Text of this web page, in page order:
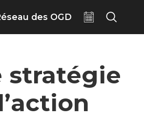
des OGD
stratégie